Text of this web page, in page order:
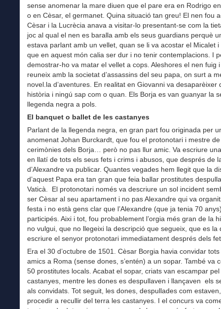
sense anomenar la mare diuen que el pare era en Rodrigo
o en Cèsar, el germanet. Quina situació tan greu! El nen fou
Cèsar i la Lucrècia anava a visitar-lo presentant-se com la
joc al qual el nen es baralla amb els seus guardians perquè
estava parlant amb un vellet, quan se li va acostar el Micalet i
que en aquest món calia ser dur i no tenir contemplacions. I
demostrar-ho va matar el vellet a cops. Aleshores el nen fuig
reuneix amb la societat d’assassins del seu papa, on surt a
novel.la d’aventures. En realitat en Giovanni va desaparèixer
història i ningú sap com o quan. Els Borja es van guanyar la
llegenda negra a pols.
El banquet o ballet de les castanyes
Parlant de la llegenda negra, en gran part fou originada per
anomenat Johan Burckardt, que fou el protonotari i mestre de
cerimònies dels Borja… però no pas llur amic. Va escriure
en llatí de tots els seus fets i crims i abusos, que després de
d’Alexandre va publicar. Quantes vegades hem llegit que la
d’aquest Papa era tan gran que feia ballar prostitutes
Vaticà. El protonotari només va descriure un sol incident
ser Cèsar al seu apartament i no pas Alexandre qui va
festa i no està gens clar que l’Alexandre (que ja tenia 70
participés. Aixi i tot, fou probablement l’orgia més gran de la
no vulgui, que no llegeixi la descripció que segueix, que es la
escriure el senyor protonotari immediatament després dels
Era el 30 d’octubre de 1501. Cèsar Borgia havia convidar
amics a Roma (sense dones, s’entén) a un sopar. També va
50 prostitutes locals. Acabat el sopar, criats van escampar
castanyes, mentre les dones es despullaven i llançaven els
als convidats. Tot seguit, les dones, despullades com
procedir a recullir del terra les castanyes. I el concurs va